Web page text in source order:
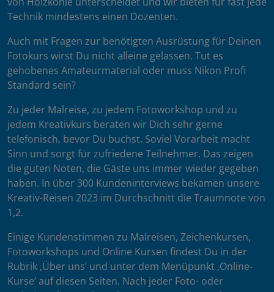
Technik mindestens einen Dozenten.
Auch mit Fragen zur benötigten Ausrüstung für Deinen
Fotokurs wirst Du nicht alleine gelassen. Tut es
gehobenes Amateurmaterial oder muss Nikon Profi
Standard sein?
Zu jeder Malreise, zu jedem Fotoworkshop und zu
jedem Kreativkurs beraten wir Dich sehr gerne
telefonisch, bevor Du buchst. Soviel Vorarbeit macht
Sinn und sorgt für zufriedene Teilnehmer. Das zeigen
die guten Noten, die Gäste uns immer wieder gegeben
haben. In über 300 Kundeninterviews bekamen unsere
Kreativ-Reisen 2023 im Durchschnitt die Traumnote von
1,2.
Einige Kundenstimmen zu Malreisen, Zeichenkursen,
Fotoworkshops und Online Kursen findest Du in der
Rubrik ‚Über uns’ und unter dem Menüpunkt ‚Online-
Kurse’ auf diesen Seiten. Nach jeder Foto- oder